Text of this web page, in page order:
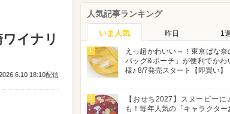
イナリ
18:10配信
人気記事ランキング
いま人気 昨日 1
1
えっ超かわいい～！東京ばな奈
バッグ&ポーチ」が便利でかわ
様♪ 8/7発売スタート【即買い】
2
【おせち2027】スヌーピーに
も！毎年人気の「キャラクター